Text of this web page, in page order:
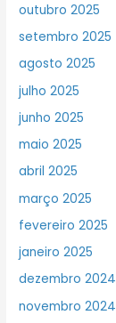
outubro 2025
setembro 2025
agosto 2025
julho 2025
junho 2025
maio 2025
abril 2025
março 2025
fevereiro 2025
janeiro 2025
dezembro 2024
novembro 2024